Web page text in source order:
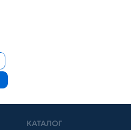
КАТАЛОГ